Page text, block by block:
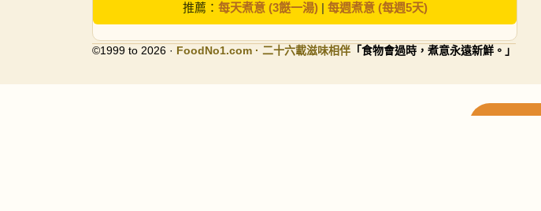
推薦： 每天煮意 (3餸一湯)| 每週煮意 (每週5天)
©1999 to 2026 · FoodNo1.com · 二十六載滋味相伴 「食物會過時，煮意永遠新鮮。」